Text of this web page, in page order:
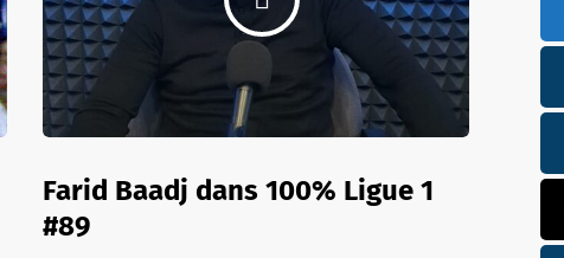
Farid Baadj dans 100% Ligue 1
#89